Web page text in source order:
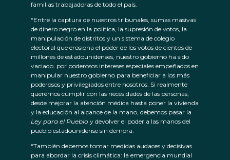
familias trabajadoras de todo el país.
“Entre la captura de nuestros tribunales, sumas masivas
de dinero negro en la política, la supresión de votos, la
manipulación de distritos y un sistema de colegio
electoral que erosiona el poder de los votos de cientos de
millones de estadounidenses, nuestro gobierno ha sido
vaciado. por poderosos intereses especiales empeñados en
manipular nuestro gobierno para beneficiar a los más
poderosos y privilegiados entre nosotros. Si realmente
queremos cumplir con las necesidades de las personas,
desde mejorar la atención médica hasta poner la vivienda
y la educación al alcance de la mano, debemos pasar la
Ley para el Pueblo y devolver el poder a las manos del
pueblo estadounidense sin demora.
“También debemos tomar medidas audaces y decisivas
para abordar la crisis climática: la emergencia mundial